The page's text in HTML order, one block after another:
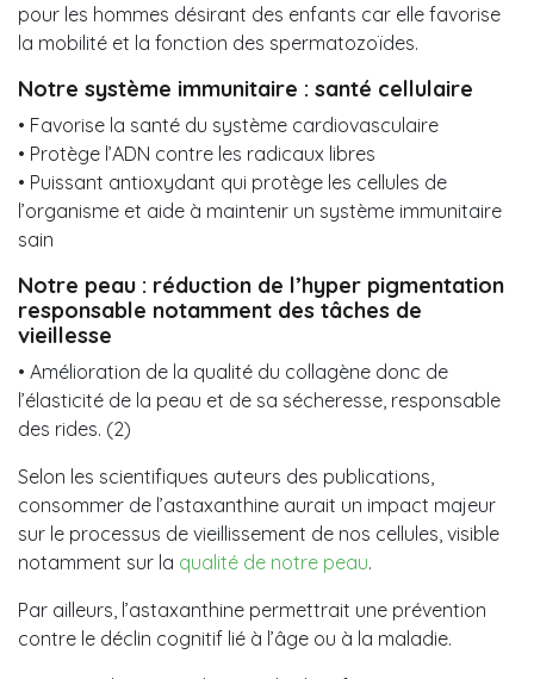
pour les hommes désirant des enfants car elle favorise
la mobilité et la fonction des spermatozoïdes.
Notre système immunitaire : santé cellulaire
• Favorise la santé du système cardiovasculaire
• Protège l’ADN contre les radicaux libres
• Puissant antioxydant qui protège les cellules de
l’organisme et aide à maintenir un système immunitaire
sain
Notre peau : réduction de l’hyper pigmentation
responsable notamment des tâches de
vieillesse
• Amélioration de la qualité du collagène donc de
l’élasticité de la peau et de sa sécheresse, responsable
des rides. (2)
Selon les scientifiques auteurs des publications,
consommer de l’astaxanthine aurait un impact majeur
sur le processus de vieillissement de nos cellules, visible
notamment sur la qualité de notre peau.
Par ailleurs, l’astaxanthine permettrait une prévention
contre le déclin cognitif lié à l’âge ou à la maladie.